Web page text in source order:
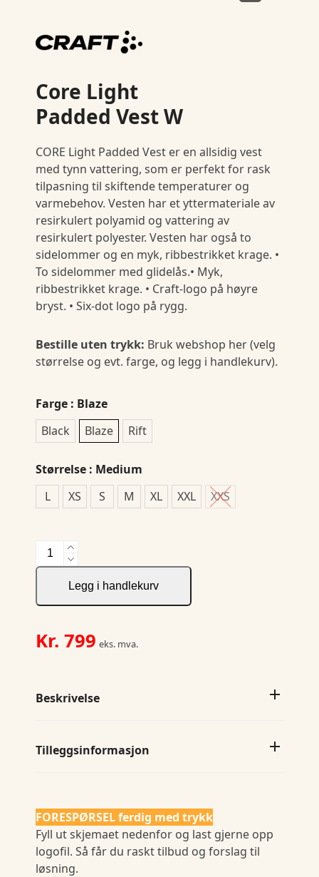
Core Light
Padded Vest W
CORE Light Padded Vest er en allsidig vest
med tynn vattering, som er perfekt for rask
tilpasning til skiftende temperaturer og
varmebehov. Vesten har et yttermateriale av
resirkulert polyamid og vattering av
resirkulert polyester. Vesten har også to
sidelommer og en myk, ribbestrikket krage. •
To sidelommer med glidelås.• Myk,
ribbestrikket krage. • Craft-logo på høyre
bryst. • Six-dot logo på rygg.
Bestille uten trykk: Bruk webshop her (velg
størrelse og evt. farge, og legg i handlekurv).
Farge : Blaze
Black
Blaze Rift
Størrelse : Medium
L
XS S M XL XXL XXS
Core
Light
Padded
Vest
antall
Legg i handlekurv
Kr. 799 eks. mva.
Beskrivelse
Tilleggsinformasjon
FORESPØRSEL ferdig med trykk
Fyll ut skjemaet nedenfor og last gjerne opp
logofil. Så får du raskt tilbud og forslag til
løsning.